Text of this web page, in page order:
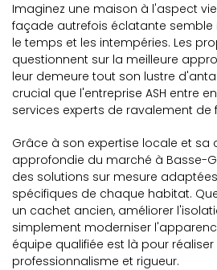
Imaginez une maison à l'aspect
façade autrefois éclatante
le temps et les intempéries. Les
questionnent sur la meilleure
leur demeure tout son lustre
crucial que l'entreprise ASH entre
services experts de ravalement de
Grâce à son expertise locale et sa
approfondie du marché à Basse-
des solutions sur mesure
spécifiques de chaque habitat.
un cachet ancien, améliorer
simplement moderniser
équipe qualifiée est là pour
professionnalisme et rigueur.